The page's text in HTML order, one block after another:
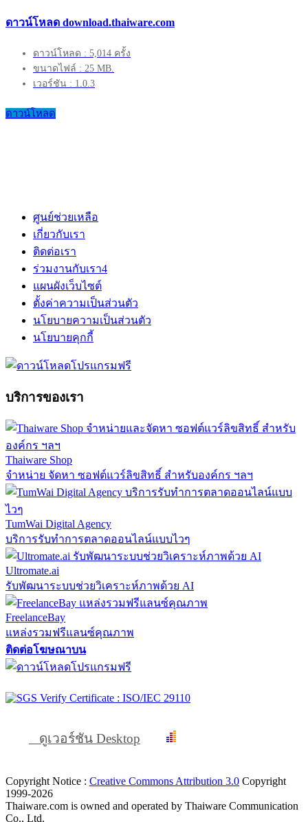
ดาวน์โหลด download.thaiware.com
ดาวน์โหลด : 5,014 ครั้ง
ขนาดไฟล์ : 25 MB.
เวอร์ชัน : 1.0.3
ดาวน์โหลด
ศูนย์ช่วยเหลือ
เกี่ยวกับเรา
ติดต่อเรา
ร่วมงานกับเรา4
แผนผังเว็บไซต์
ตั้งค่าความเป็นส่วนตัว
นโยบายความเป็นส่วนตัว
นโยบายคุกกี้
บริการของเรา
Thaiware Shop
จำหน่าย จัดหา ซอฟต์แวร์ลิขสิทธิ์ สำหรับองค์กร ฯลฯ
TumWai Digital Agency
บริการรับทำการตลาดออนไลน์แบบไวๆ
Ultromate.ai
รับพัฒนาระบบช่วยวิเคราะห์ภาพด้วย AI
FreelanceBay
แหล่งรวมฟรีแลนซ์คุณภาพ
ติดต่อโฆษณาบน
ดูเวอร์ชัน Desktop
Copyright Notice : Creative Commons Attribution 3.0 Copyright
1999-2026
Thaiware.com is owned and operated by Thaiware Communication
Co., Ltd.